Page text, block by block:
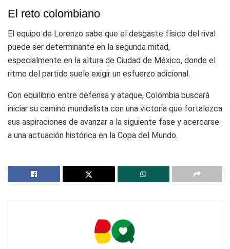
El reto colombiano
El equipo de Lorenzo sabe que el desgaste físico del rival
puede ser determinante en la segunda mitad,
especialmente en la altura de Ciudad de México, donde el
ritmo del partido suele exigir un esfuerzo adicional.
Con equilibrio entre defensa y ataque, Colombia buscará
iniciar su camino mundialista con una victoria que fortalezca
sus aspiraciones de avanzar a la siguiente fase y acercarse
a una actuación histórica en la Copa del Mundo.